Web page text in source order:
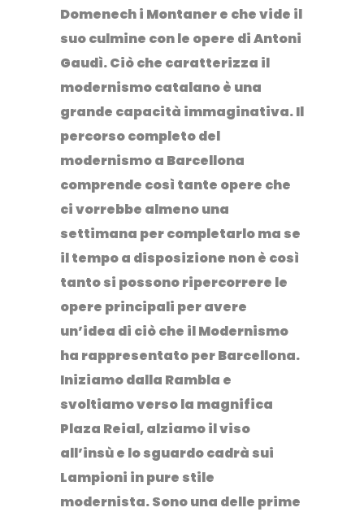
Domenech i Montaner e che vide il
suo culmine con le opere di Antoni
Gaudì. Ciò che caratterizza il
modernismo catalano è una
grande capacità immaginativa. Il
percorso completo del
modernismo a Barcellona
comprende così tante opere che
ci vorrebbe almeno una
settimana per completarlo ma se
il tempo a disposizione non è così
tanto si possono ripercorrere le
opere principali per avere
un’idea di ciò che il Modernismo
ha rappresentato per Barcellona.
Iniziamo dalla Rambla e
svoltiamo verso la magnifica
Plaza Reial, alziamo il viso
all’insù e lo sguardo cadrà sui
Lampioni in pure stile
modernista. Sono una delle prime